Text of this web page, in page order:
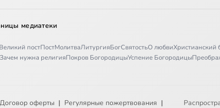
медиатеки
Великий постПостМолитваЛитургияБогСвятостьО любвиХристианский
Зачем нужна религияПокров БогородицыУспение Богородицы
Договор оферты | Регулярные пожертвования |